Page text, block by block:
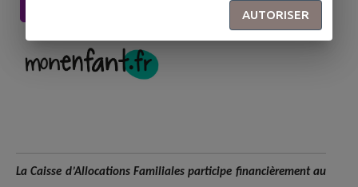
La Caisse d’Allocations Familiales participe financièrement au
AUTORISER